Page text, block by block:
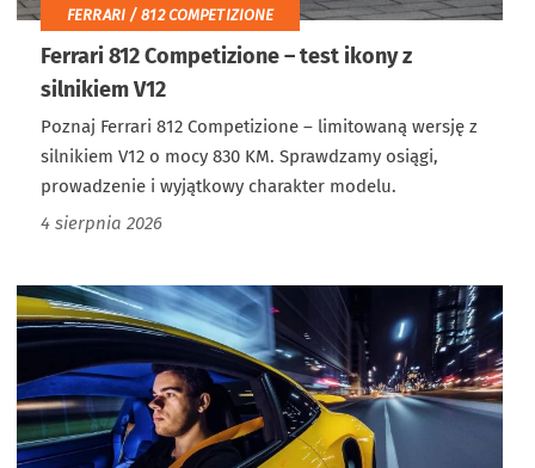
FERRARI / 812 COMPETIZIONE
Ferrari 812 Competizione – test ikony z
silnikiem V12
Poznaj Ferrari 812 Competizione – limitowaną wersję z
silnikiem V12 o mocy 830 KM. Sprawdzamy osiągi,
prowadzenie i wyjątkowy charakter modelu.
4 sierpnia 2026